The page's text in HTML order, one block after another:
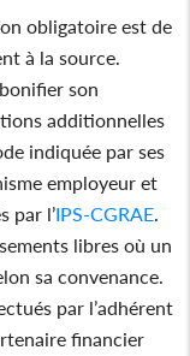
obligatoire est de
à la source.
son
additionnelles
indiquée par ses
employeur et
par l’IPS-CGRAE.
libres où un
sa convenance.
par l’adhérent
financier